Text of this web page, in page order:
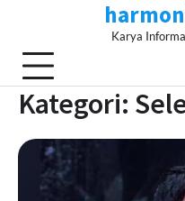
content
Karya
Kategori: